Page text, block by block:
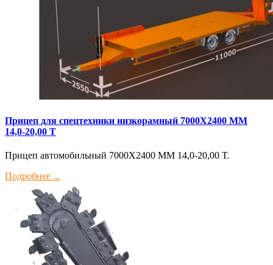
Прицеп для спецтехники низкорамный 7000Х2400 ММ
14,0-20,00 Т
Прицеп автомобильный 7000Х2400 ММ 14,0-20,00 Т.
Подробнее ...